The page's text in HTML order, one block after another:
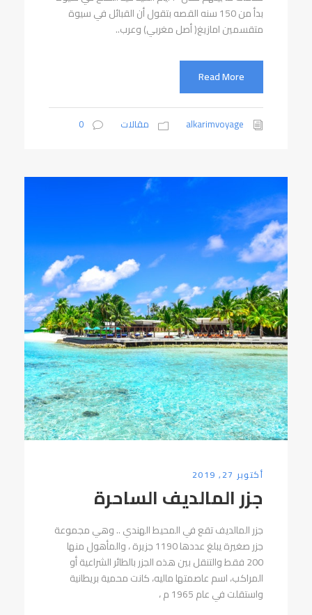
بدأ من 150 سنه القصه بتقول أن القبائل في سيوة
متقسمين امازيغ( أصل مغربي) وعرب..
Read More
alkarimvoyage مقالات 0
أكتوبر 27, 2019
جزر المالديف الساحرة
جزر المالديف تقع في المحيط الهندي .. وهي مجموعة
جزر صغيرة يبلغ عددها 1190 جزيرة ، والمأهول منها
200 فقط والتنقل بين هذه الجزر بالطائر الشراعية أو
المراكب، اسم عاصمتها ماليه، كانت محمية بريطانية
واستقلت في عام 1965 م ،